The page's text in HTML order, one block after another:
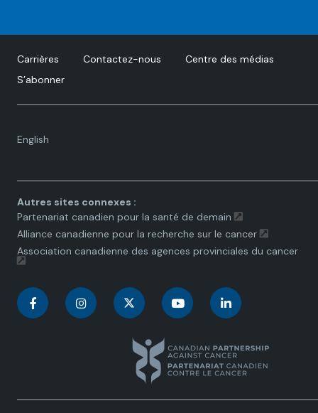
Carrières Contactez-nous
Centre des médias
S’abonner
English
Language
Autres sites connexes :
Partenariat canadien pour la santé de demain
Alliance canadienne pour la recherche sur le cancer
Association canadienne des agences provinciales du cancer
C
a
C
a
n
a
C
n
a
C
n
a